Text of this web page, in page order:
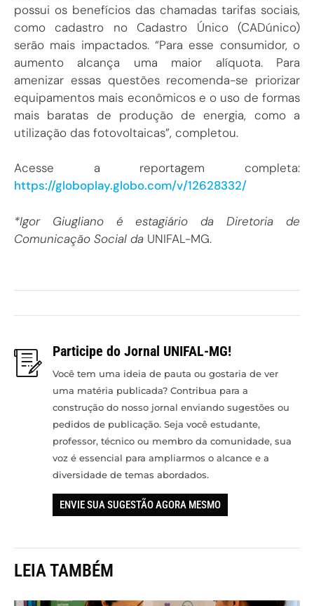
possui os benefícios das chamadas tarifas sociais,
como cadastro no Cadastro Único (CADúnico)
serão mais impactados. “Para esse consumidor, o
aumento alcança uma maior alíquota. Para
amenizar essas questões recomenda-se priorizar
equipamentos mais econômicos e o uso de formas
mais baratas de produção de energia, como a
utilização das fotovoltaicas”, completou.
Acesse a reportagem completa:
https://globoplay.globo.com/v/12628332/
*Igor Giugliano é estagiário da Diretoria de
Comunicação Social da UNIFAL-MG.
Participe do Jornal UNIFAL-MG!
Você tem uma ideia de pauta ou gostaria de ver
uma matéria publicada? Contribua para a
construção do nosso jornal enviando sugestões ou
pedidos de publicação. Seja você estudante,
professor, técnico ou membro da comunidade, sua
voz é essencial para ampliarmos o alcance e a
diversidade de temas abordados.
ENVIE SUA SUGESTÃO AGORA MESMO
LEIA TAMBÉM